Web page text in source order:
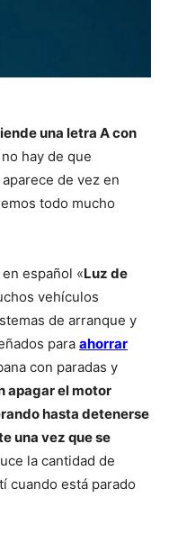
una letra A con
hay de que
de vez en
todo mucho
español «Luz de
vehículos
de arranque y
para ahorrar
con paradas y
apagar el motor
hasta detenerse
una vez que se
la cantidad de
cuando está parado